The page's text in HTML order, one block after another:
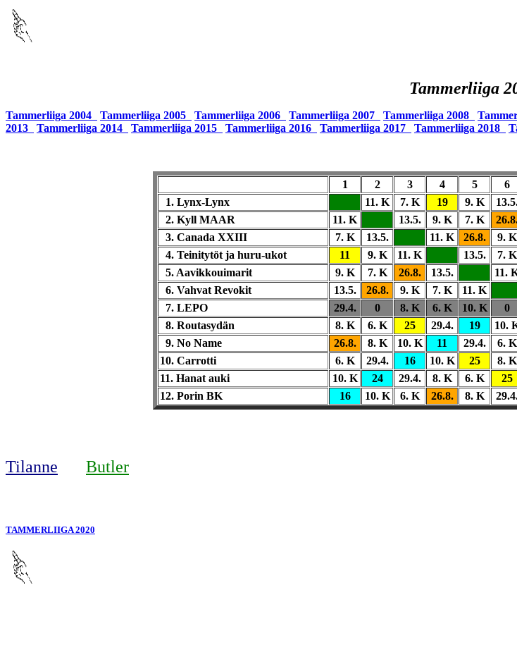
Tammerliiga
Tammerliiga 2004 Tammerliiga 2005 Tammerliiga 2006 Tammerliiga 2007 Tammerliiga 2008
2013
Tammerliiga 2014 Tammerliiga 2015 Tammerliiga 2016 Tammerliiga 2017 Tammerliiga 2018
1 2 3 4 5 6
1. Lynx-Lynx
11. K 7. K 19 9. K
2. Kyll MAAR
11. K 13.5. 9. K 7. K
3. Canada XXIII
7. K 13.5. 11. K 26.8. 9. K
4. Teinitytöt ja huru-ukot
11 9. K 11. K 13.5. 7. K
5. Aavikkouimarit
9. K 7. K 26.8. 13.5. 11.
6. Vahvat Revokit
13.5. 26.8. 9. K 7. K 11. K
7. LEPO
29.4. 0 8. K 6. K 10. K 0
8. Routasydän
8. K 6. K 25 29.4. 19 10.
9. No Name
26.8. 8. K 10. K 11 29.4. 6. K
10. Carrotti
6. K 29.4. 16 10. K 25 8. K
11. Hanat auki
10. K 24 29.4. 8. K 6. K 25
12. Porin BK
16 10. K 6. K 26.8. 8. K
Tilanne Butler
TAMMERLIIGA 2020